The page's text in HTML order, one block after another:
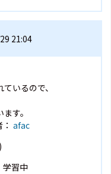
21:04
いるので、
す。
afac
学習中